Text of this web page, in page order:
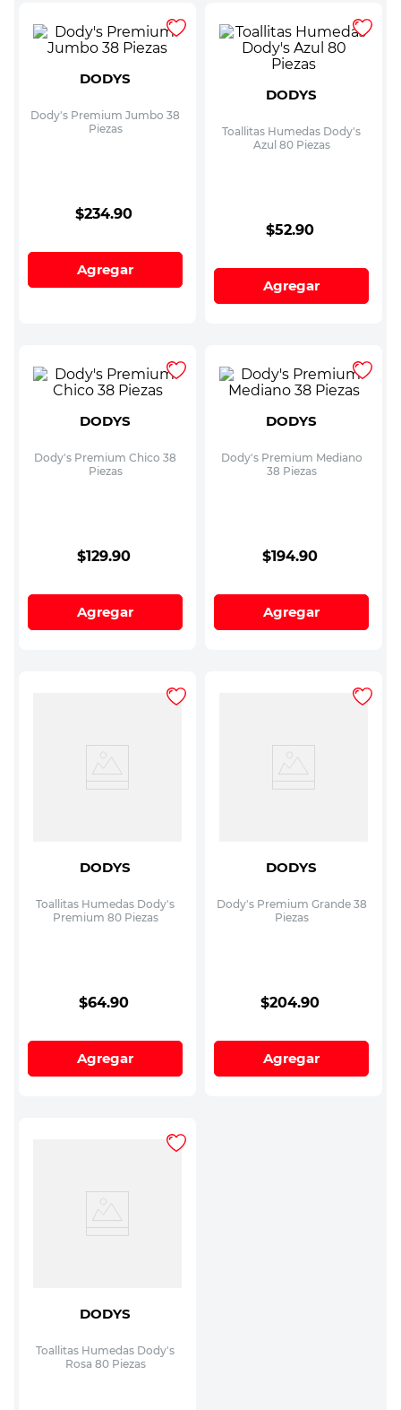
DODYS
Dody's Premium Jumbo 38
Piezas
$234.90
Agregar
DODYS
Toallitas Humedas Dody's
Azul 80 Piezas
$52.90
Agregar
DODYS
Dody's Premium Chico 38
Piezas
$129.90
Agregar
DODYS
Dody's Premium Mediano
38 Piezas
$194.90
Agregar
DODYS
Toallitas Humedas Dody's
Premium 80 Piezas
$64.90
Agregar
DODYS
Dody's Premium Grande 38
Piezas
$204.90
Agregar
DODYS
Toallitas Humedas Dody's
Rosa 80 Piezas